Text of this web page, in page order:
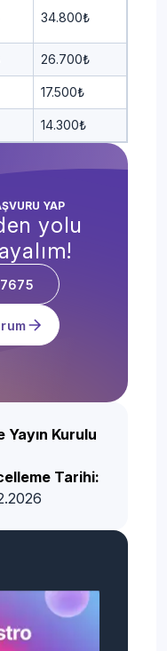
34.800₺
26.700₺
17.500₺
14.300₺
YAP
yolu
Yayın Kurulu
Tarihi: